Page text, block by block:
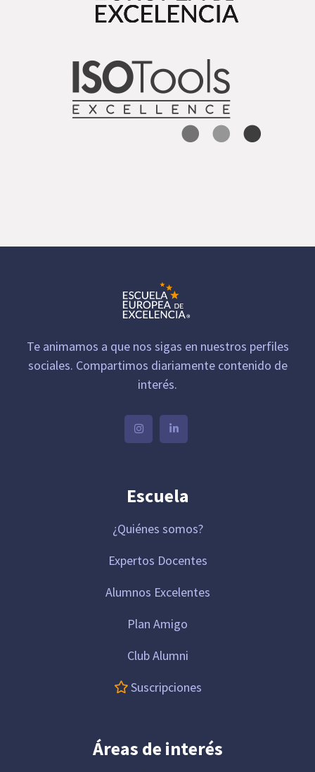
Te animamos a que nos sigas en nuestros perfiles
sociales. Compartimos diariamente contenido de
interés.
Escuela
¿Quiénes somos?
Expertos Docentes
Alumnos Excelentes
Plan Amigo
Club Alumni
Suscripciones
Áreas de interés